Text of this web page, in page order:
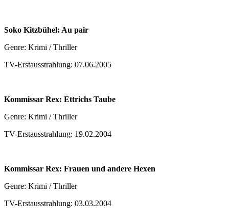
Soko Kitzbühel: Au pair
Genre: Krimi / Thriller
TV-Erstausstrahlung: 07.06.2005
Kommissar Rex: Ettrichs Taube
Genre: Krimi / Thriller
TV-Erstausstrahlung: 19.02.2004
Kommissar Rex: Frauen und andere Hexen
Genre: Krimi / Thriller
TV-Erstausstrahlung: 03.03.2004